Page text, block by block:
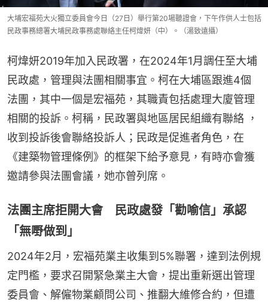
大埔宏福苑大火獨立委員會今日（27日）舉行第20場聽證會，下午作供人士包括
民政事務總署大埔民政事務處聯絡主任柯煒妍（中）。（湯致遠攝）
柯煒妍2019年加入民政署，在2024年1月調任至大埔
民政處，管理與法團相關事宜。柯在大埔區跟進4個
法團，其中一個是宏福苑，其職責包括處理大廈管理
相關的投訴。柯稱，民政署與地區居民組織有聯絡 ，
收到投訴後會聯絡投訴人；民政是促進者角色，在
《建築物管理條例》的框架下給予意見，有時亦會獲
邀請參與法團會議，她亦曾列席。
法團主席拒開大會 民政處發「勸喻信」承認
「無嘢做到」
2024年2月，宏福苑業主收集到5%聯署，達到法例規
定門檻，要求召開緊急業主大會，提出重新選出管理
委員會、解僱物業顧問公司、推翻大維修合約，但遭